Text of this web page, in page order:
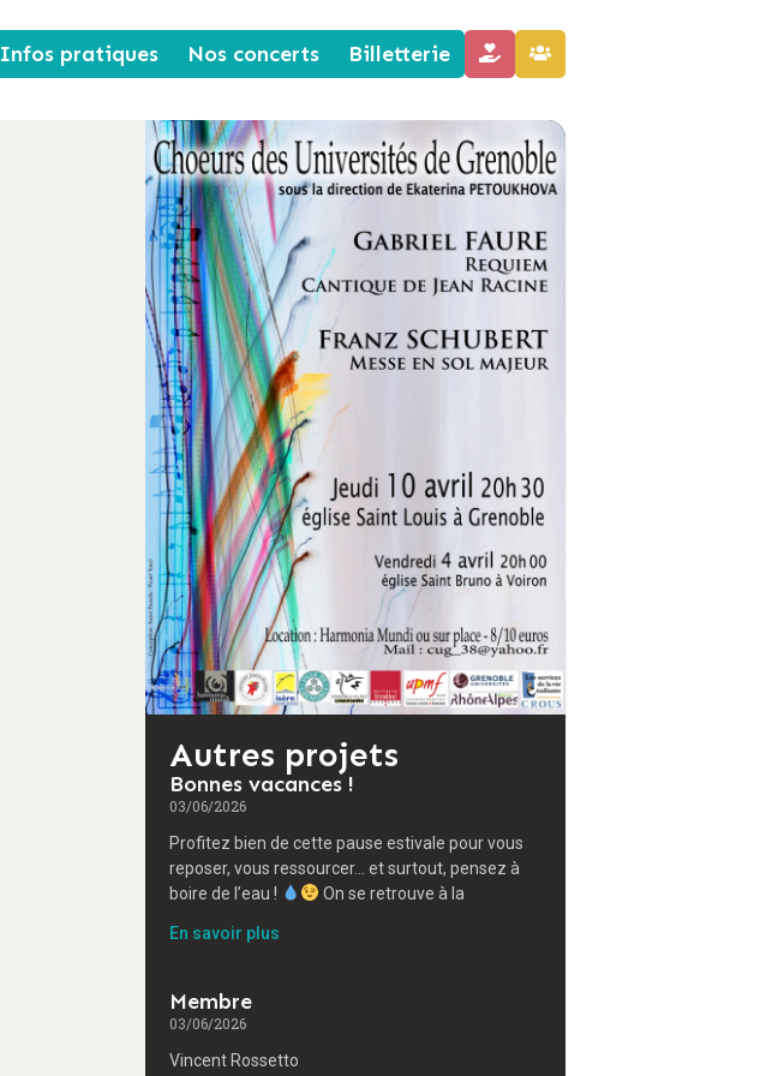
Infos pratiques Nos concerts Billetterie
Autres projets
Bonnes vacances !
03/06/2026
Profitez bien de cette pause estivale pour vous
reposer, vous ressourcer… et surtout, pensez à
boire de l’eau !
On se retrouve à la
En savoir plus
Membre
03/06/2026
Vincent Rossetto